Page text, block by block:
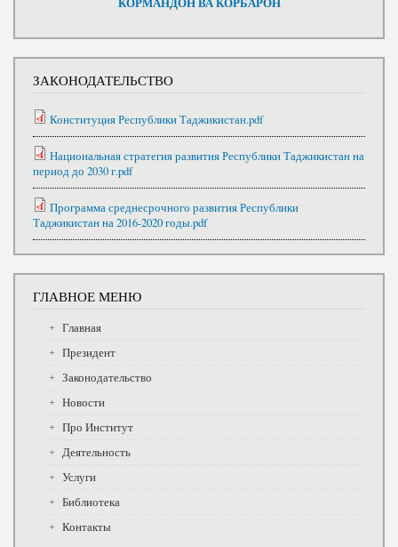
ЗАКОНОДАТЕЛЬСТВО
Конституция Республики Таджикистан.pdf
Национальная стратегия развития Республики Таджикистан на
период до 2030 г.pdf
Программа среднесрочного развития Республики
Таджикистан на 2016-2020 годы.pdf
ГЛАВНОЕ МЕНЮ
Главная
Президент
Законодательство
Новости
Про Институт
Деятельность
Услуги
Библиотека
Контакты